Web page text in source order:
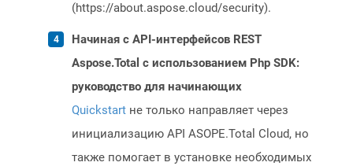
(https://about.aspose.cloud/security).
Начиная с API-интерфейсов REST
Aspose.Total с использованием Php SDK:
руководство для начинающих
Quickstart не только направляет через
инициализацию API ASOPE.Total Cloud, но
также помогает в установке необходимых